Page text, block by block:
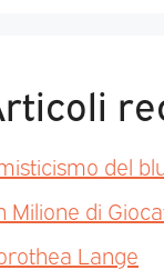
del
Milione di
Lange